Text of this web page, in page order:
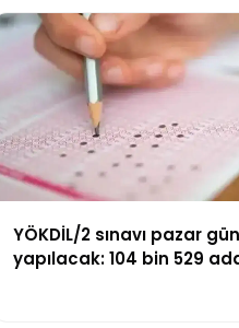
YÖKDİL/2 sınavı pazar
yapılacak: 104 bin 529